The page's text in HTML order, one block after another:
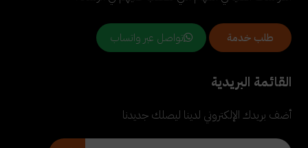
طلب خدمة تواصل عبر واتساب
القائمة البريدية
أضف بريدك الإلكتروني لدينا ليصلك جديدنا